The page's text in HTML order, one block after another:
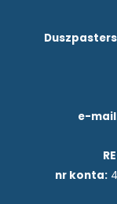
e-
nr konta: